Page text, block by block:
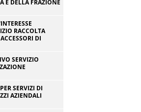
E DELLA FRAZIONE
RACCOLTA
DI
SERVIZIO
SERVIZI DI
AZIENDALI